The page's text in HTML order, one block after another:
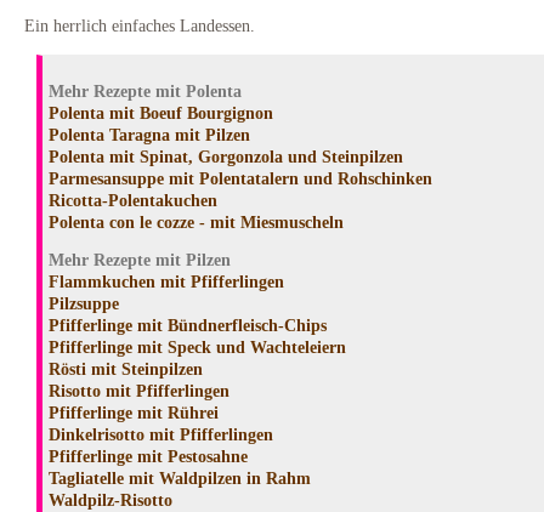
Ein herrlich einfaches Landessen.
Mehr Rezepte mit Polenta
Polenta mit Boeuf Bourgignon
Polenta Taragna mit Pilzen
Polenta mit Spinat, Gorgonzola und Steinpilzen
Parmesansuppe mit Polentatalern und Rohschinken
Ricotta-Polentakuchen
Polenta con le cozze - mit Miesmuscheln
Mehr Rezepte mit Pilzen
Flammkuchen mit Pfifferlingen
Pilzsuppe
Pfifferlinge mit Bündnerfleisch-Chips
Pfifferlinge mit Speck und Wachteleiern
Rösti mit Steinpilzen
Risotto mit Pfifferlingen
Pfifferlinge mit Rührei
Dinkelrisotto mit Pfifferlingen
Pfifferlinge mit Pestosahne
Tagliatelle mit Waldpilzen in Rahm
Waldpilz-Risotto